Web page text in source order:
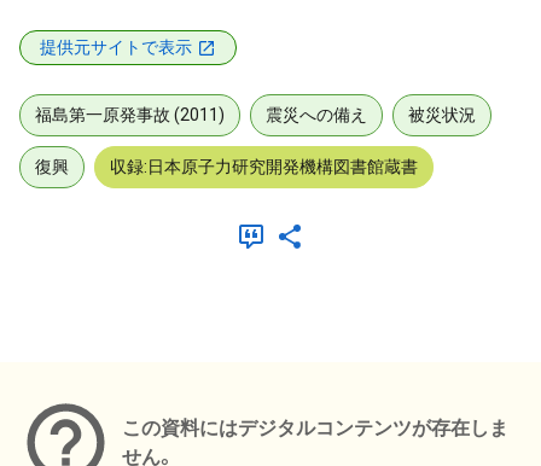
提供元サイトで表示
福島第一原発事故 (2011) 震災への備え 被災状況
復興 収録:日本原子力研究開発機構図書館蔵書
この資料にはデジタルコンテンツが存在しま
せん。